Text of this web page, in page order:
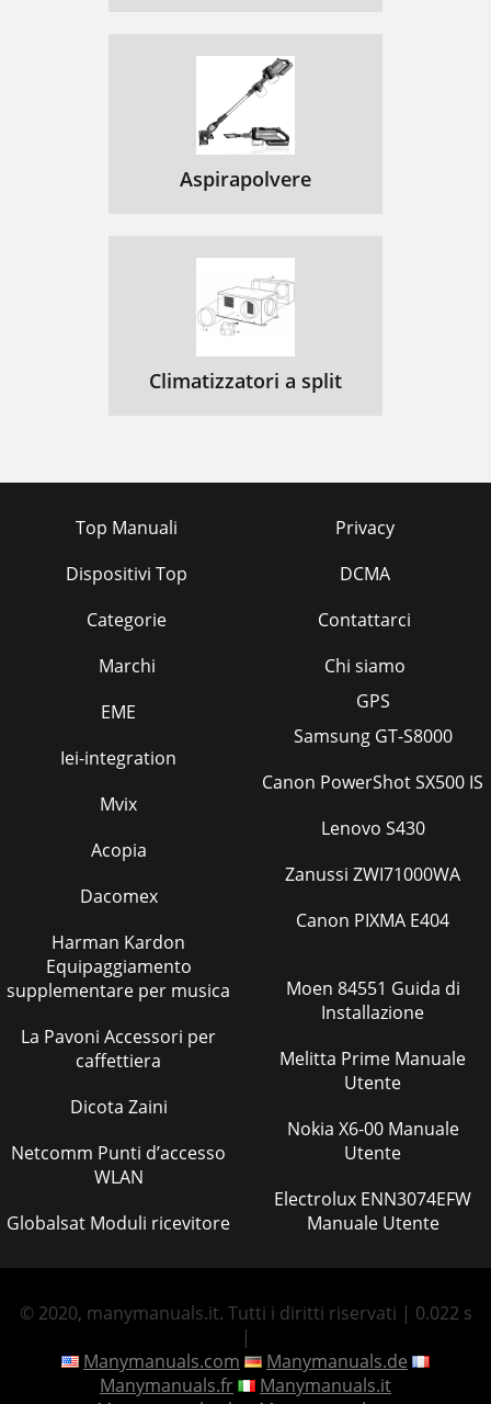
Aspirapolvere
Climatizzatori a split
Top Manuali
Dispositivi Top
Categorie
Marchi
Privacy
DCMA
Contattarci
Chi siamo
EME
Iei-integration
Mvix
Acopia
Dacomex
Harman Kardon
Equipaggiamento
supplementare per musica
La Pavoni Accessori per
caffettiera
Dicota Zaini
Netcomm Punti d’accesso
WLAN
Globalsat Moduli ricevitore
GPS
Samsung GT-S8000
Canon PowerShot SX500 IS
Lenovo S430
Zanussi ZWI71000WA
Canon PIXMA E404
Moen 84551 Guida di
Installazione
Melitta Prime Manuale
Utente
Nokia X6-00 Manuale
Utente
Electrolux ENN3074EFW
Manuale Utente
© 2020, manymanuals.it. Tutti i diritti riservati | 0.022 s
|
Manymanuals.com
Manymanuals.de
Manymanuals.fr
Manymanuals.it